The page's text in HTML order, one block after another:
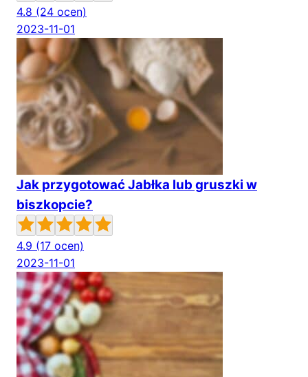
4.8 (24 ocen)
2023-11-01
Jak przygotować Jabłka lub gruszki w
biszkopcie?
4.9 (17 ocen)
2023-11-01